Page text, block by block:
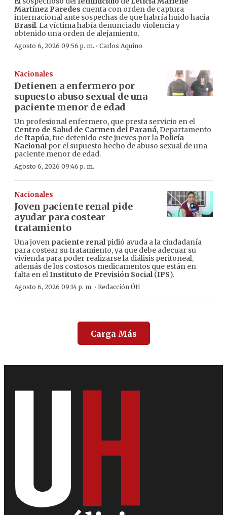
Martínez Paredes cuenta con orden de captura
internacional ante sospechas de que habría huido hacia
Brasil. La víctima había denunciado violencia y
obtenido una orden de alejamiento.
Agosto 6, 2026 09:56 p. m. · Carlos Aquino
Nacionales
Detienen a enfermero por
supuesto abuso sexual de una
paciente menor de edad
Un profesional enfermero, que presta servicio en el
Centro de Salud de Carmen del Paraná, Departamento
deItapúa, fue detenido este jueves por la Policía
Nacionalpor el supuesto hecho de abuso sexual de una
paciente menor de edad.
Agosto 6, 2026 09:46 p. m.
Nacionales
Joven paciente renal pide
ayudar para costear
tratamiento
Una joven paciente renalpidió ayuda a la ciudadanía
para costear su tratamiento, ya que debe adecuar su
vivienda para poder realizarse la diálisis peritoneal,
además de los costosos medicamentos que están en
falta en elInstituto de Previsión Social(IPS).
Agosto 6, 2026 09:14 p. m. · Redacción ÚH
Carga Más